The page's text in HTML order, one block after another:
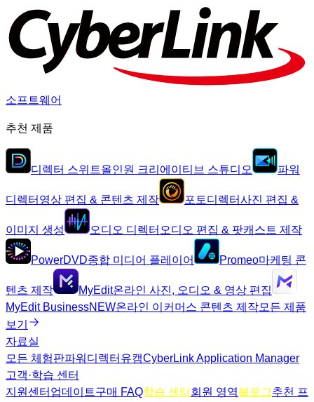
소프트웨어
추천 제품
디렉터 스위트올인원 크리에이티브 스튜디오 파워
디렉터 영상 편집 & 콘텐츠 제작 포토디렉터사진 편집 &
이미지 생성 오디오 디렉터 오디오 편집 & 팟캐스트 제작
PowerDVD종합 미디어 플레이어 Promeo마케팅 콘
텐츠 제작 MyEdit온라인 사진, 오디오 & 영상 편집
MyEdit BusinessNEW온라인 이커머스 콘텐츠 제작모든 제품
보기
자료실
모든 체험판파워디렉터 유캠CyberLink Application Manager
고객·학습 센터
지원센터 업데이트구매 FAQ학습 센터 회원 영역블로그추천 프